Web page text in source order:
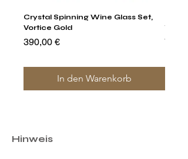
Crystal Spinning Wine Glass Set,
Vortice Gold
Preis
390,00 €
In den Warenkorb
Preis
Hinweis